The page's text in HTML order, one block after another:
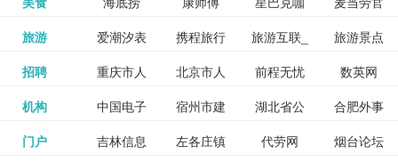
味，豆瓣
电影会推
调控管理
网
游戏
啡 网
心食谱网 更多>>
旅游 爱潮汐表 携程旅行
网
旅游互联_
景点门票
预订
旅游景点
点评-猫途
鹰
北京旅游
网
更多>>
招聘 重庆市人
力资源和
社会保障
北京市人
力资源和
社会保障
前程无忧
招聘网
数英网
聘才网
更多>>
机构 中国电子
检验检疫
宿州市建
委网
湖北省公
管局
合肥外事
办
湖北省粮 更多>>
门户 吉林信息 左各庄镇 代劳网
烟台论坛